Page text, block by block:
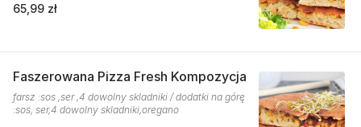
65,99 zł
Faszerowana Pizza Fresh Kompozycja
farsz :sos ,ser ,4 dowolny skladniki / dodatki na górę
:sos, ser,4 dowolny skladniki,oregano